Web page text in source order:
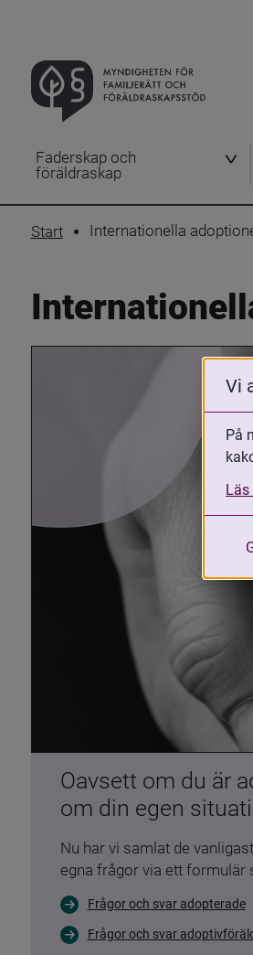
Faderskap och
föräldraskap
Start Internationella
Oavsett om du är
om din egen
Nu har vi samlat de
egna frågor via ett formulär
Frågor och svar adopterade
Frågor och svar
Vi
På